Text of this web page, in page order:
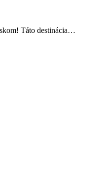
Táto destinácia…